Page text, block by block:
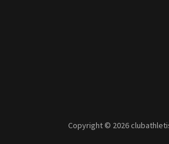
Copyright © 2026